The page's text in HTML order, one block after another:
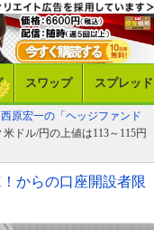
スワップ スプレッド
西原宏一の「ヘッジファンド
ドル/円の上値は113～115円
からの口座開設者限